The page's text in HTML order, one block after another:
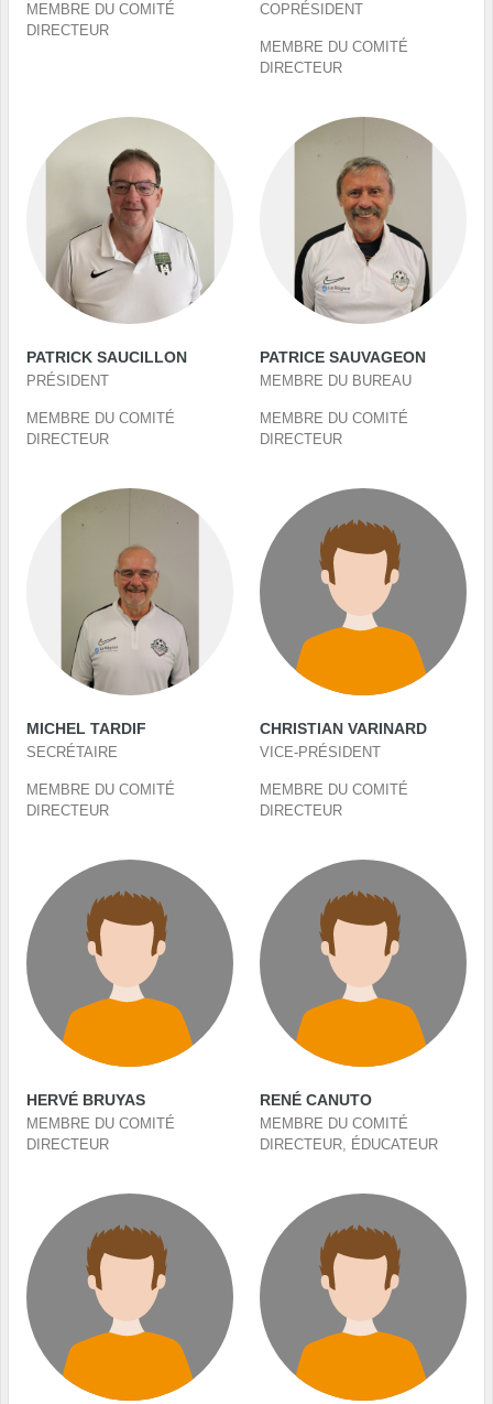
MEMBRE DU COMITÉ
DIRECTEUR
COPRÉSIDENT
MEMBRE DU COMITÉ
DIRECTEUR
PATRICK SAUCILLON
PRÉSIDENT
MEMBRE DU COMITÉ
DIRECTEUR
PATRICE SAUVAGEON
MEMBRE DU BUREAU
MEMBRE DU COMITÉ
DIRECTEUR
MICHEL TARDIF
SECRÉTAIRE
MEMBRE DU COMITÉ
DIRECTEUR
CHRISTIAN VARINARD
VICE-PRÉSIDENT
MEMBRE DU COMITÉ
DIRECTEUR
HERVÉ BRUYAS
MEMBRE DU COMITÉ
DIRECTEUR
RENÉ CANUTO
MEMBRE DU COMITÉ
DIRECTEUR, ÉDUCATEUR